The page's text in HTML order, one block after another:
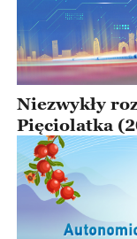
Niezwykły
Pięciolatka